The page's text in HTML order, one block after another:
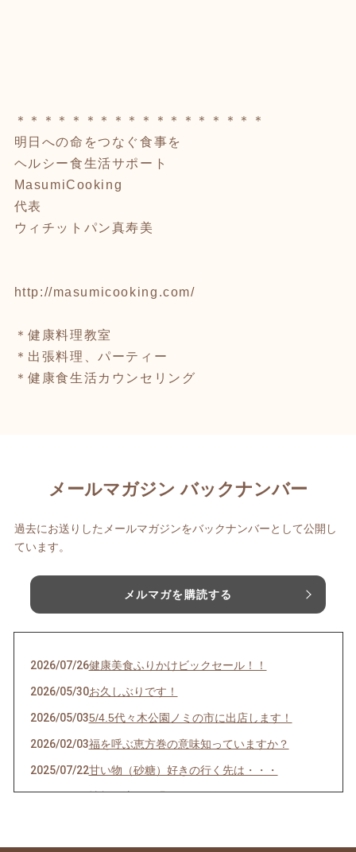
＊＊＊＊＊＊＊＊＊＊＊＊＊＊＊＊＊＊
明日への命をつなぐ食事を
ヘルシー食生活サポート
MasumiCooking
代表
ウィチットパン真寿美
http://masumicooking.com/
＊健康料理教室
＊出張料理、パーティー
＊健康食生活カウンセリング
メールマガジン バックナンバー
過去にお送りしたメールマガジンをバックナンバーとして公開し
ています。
メルマガを購読する
2026/07/26健康美食ふりかけビックセール！！
2026/05/30お久しぶりです！
2026/05/035/4.5代々木公園ノミの市に出店します！
2026/02/03福を呼ぶ恵方巻の意味知っていますか？
2025/07/22甘い物（砂糖）好きの行く先は・・・
2025/06/02情報に流され過ぎない脳へ